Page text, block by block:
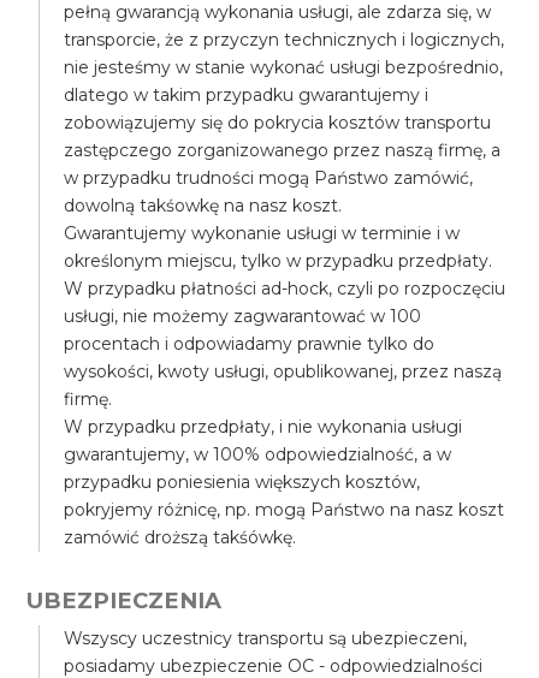
pełną gwarancją wykonania usługi, ale zdarza się, w
transporcie, że z przyczyn technicznych i logicznych,
nie jesteśmy w stanie wykonać usługi bezpośrednio,
dlatego w takim przypadku gwarantujemy i
zobowiązujemy się do pokrycia kosztów transportu
zastępczego zorganizowanego przez naszą firmę, a
w przypadku trudności mogą Państwo zamówić,
dowolną takśowkę na nasz koszt.
Gwarantujemy wykonanie usługi w terminie i w
określonym miejscu, tylko w przypadku przedpłaty.
W przypadku płatności ad-hock, czyli po rozpoczęciu
usługi, nie możemy zagwarantować w 100
procentach i odpowiadamy prawnie tylko do
wysokości, kwoty usługi, opublikowanej, przez naszą
firmę.
W przypadku przedpłaty, i nie wykonania usługi
gwarantujemy, w 100% odpowiedzialność, a w
przypadku poniesienia większych kosztów,
pokryjemy różnicę, np. mogą Państwo na nasz koszt
zamówić droższą takśówkę.
UBEZPIECZENIA
Wszyscy uczestnicy transportu są ubezpieczeni,
posiadamy ubezpieczenie OC - odpowiedzialności